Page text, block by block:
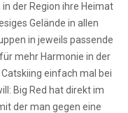
der Region ihre Heimat
Gelände in allen
in jeweils passende
mehr Harmonie in der
einfach mal bei
Big Red hat direkt im
der man gegen eine